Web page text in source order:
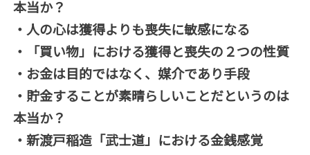
本当か？
・人の心は獲得よりも喪失に敏感になる
・「買い物」における獲得と喪失の２つの性質
・お金は目的ではなく、媒介であり手段
・貯金することが素晴らしいことだというのは
本当か？
・新渡戸稲造「武士道」における金銭感覚